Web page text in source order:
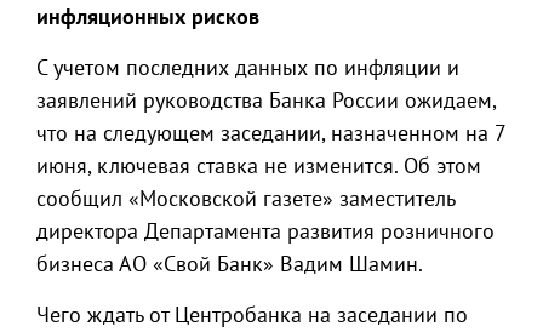
инфляционных рисков
С учетом последних данных по инфляции и
заявлений руководства Банка России ожидаем,
что на следующем заседании, назначенном на 7
июня, ключевая ставка не изменится. Об этом
сообщил «Московской газете» заместитель
директора Департамента развития розничного
бизнеса АО «Свой Банк» Вадим Шамин.
Чего ждать от Центробанка на заседании по